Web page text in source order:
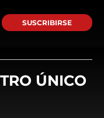
SUSCRIBIRSE
ÚNICO